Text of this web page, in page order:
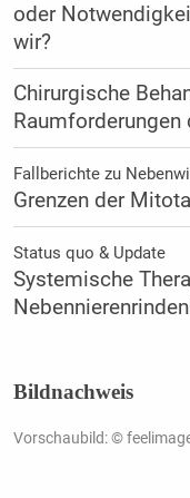
oder
wir?
Chirurgische
Raumforderungen
Fallberichte zu
Grenzen der
Status quo & Update
Systemische
Bildnachweis
Vorschaubild: ©